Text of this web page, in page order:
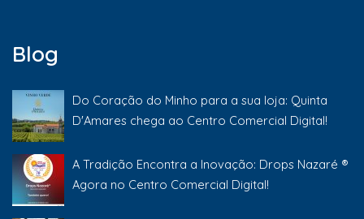
Blog
Do Coração do Minho para a sua loja: Quinta
D'Amares chega ao Centro Comercial Digital!
A Tradição Encontra a Inovação: Drops Nazaré ®
Agora no Centro Comercial Digital!